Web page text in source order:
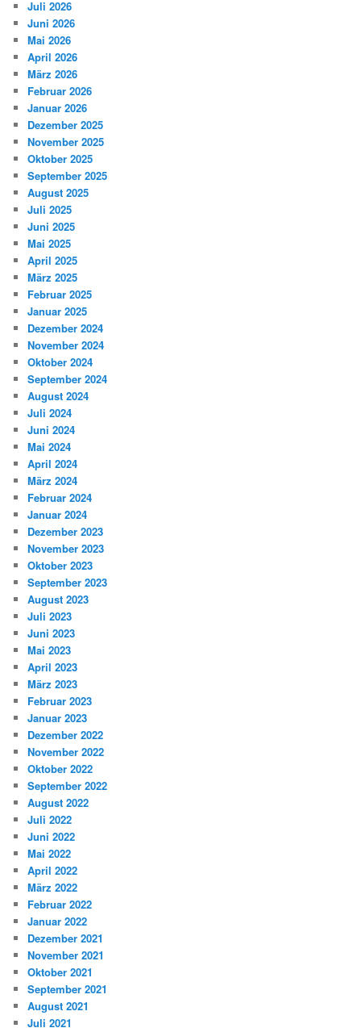
Juli 2026
Juni 2026
Mai 2026
April 2026
März 2026
Februar 2026
Januar 2026
Dezember 2025
November 2025
Oktober 2025
September 2025
August 2025
Juli 2025
Juni 2025
Mai 2025
April 2025
März 2025
Februar 2025
Januar 2025
Dezember 2024
November 2024
Oktober 2024
September 2024
August 2024
Juli 2024
Juni 2024
Mai 2024
April 2024
März 2024
Februar 2024
Januar 2024
Dezember 2023
November 2023
Oktober 2023
September 2023
August 2023
Juli 2023
Juni 2023
Mai 2023
April 2023
März 2023
Februar 2023
Januar 2023
Dezember 2022
November 2022
Oktober 2022
September 2022
August 2022
Juli 2022
Juni 2022
Mai 2022
April 2022
März 2022
Februar 2022
Januar 2022
Dezember 2021
November 2021
Oktober 2021
September 2021
August 2021
Juli 2021